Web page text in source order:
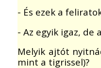
- És ezek a
- Az egyik igaz, de
Melyik ajtót
mint a tigrissel)?